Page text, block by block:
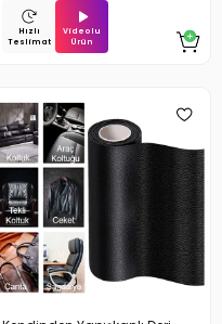
Hızlı
Teslimat
Videolu
Ürün